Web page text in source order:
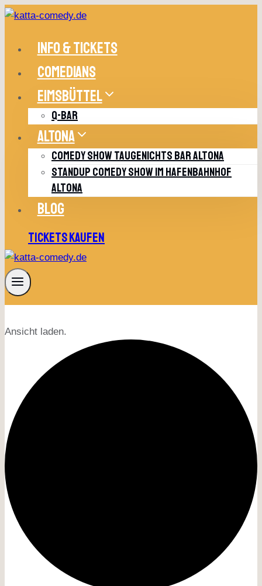
Zum
springenINFO & TICKETS
COMEDIANS
EIMSBÜTTEL
Q-BAR
ALTONA
COMEDY SHOW TAUGENICHTS BAR ALTONA
STANDUP COMEDY SHOW IM HAFENBAHNHOF
ALTONA
BLOG
TICKETS KAUFEN
Ansicht laden.